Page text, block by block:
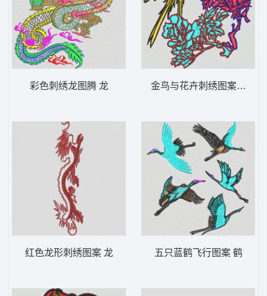
彩色刺绣龙图腾 龙
红色龙形刺绣图案 龙
金鸟与花卉刺绣图案 鸟 靓
五只蓝鹤飞行图案 鹤